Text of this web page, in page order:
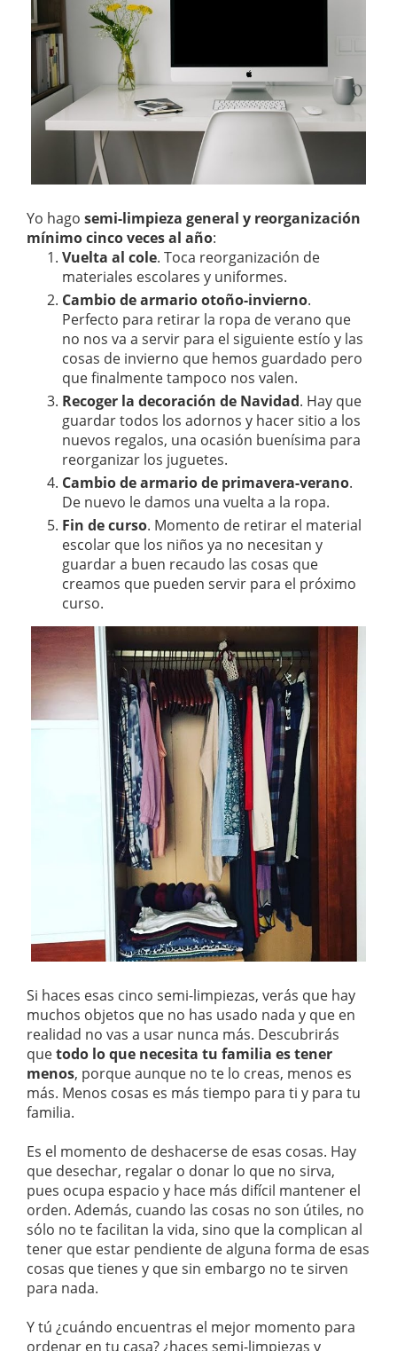
Yo hago semi-limpieza general y reorganización
mínimo cinco veces al año:
Vuelta al cole. Toca reorganización de
materiales escolares y uniformes.
Cambio de armario otoño-invierno.
Perfecto para retirar la ropa de verano que
no nos va a servir para el siguiente estío y las
cosas de invierno que hemos guardado pero
que finalmente tampoco nos valen.
Recoger la decoración de Navidad. Hay que
guardar todos los adornos y hacer sitio a los
nuevos regalos, una ocasión buenísima para
reorganizar los juguetes.
Cambio de armario de primavera-verano.
De nuevo le damos una vuelta a la ropa.
Fin de curso. Momento de retirar el material
escolar que los niños ya no necesitan y
guardar a buen recaudo las cosas que
creamos que pueden servir para el próximo
curso.
Si haces esas cinco semi-limpiezas, verás que hay
muchos objetos que no has usado nada y que en
realidad no vas a usar nunca más. Descubrirás
quetodo lo que necesita tu familia es tener
menos, porque aunque no te lo creas, menos es
más. Menos cosas es más tiempo para ti y para tu
familia.
Es el momento de deshacerse de esas cosas. Hay
que desechar, regalar o donar lo que no sirva,
pues ocupa espacio y hace más difícil mantener el
orden. Además, cuando las cosas no son útiles, no
sólo no te facilitan la vida, sino que la complican al
tener que estar pendiente de alguna forma de esas
cosas que tienes y que sin embargo no te sirven
para nada.
Y tú ¿cuándo encuentras el mejor momento para
ordenar en tu casa? ¿haces semi-limpiezas y